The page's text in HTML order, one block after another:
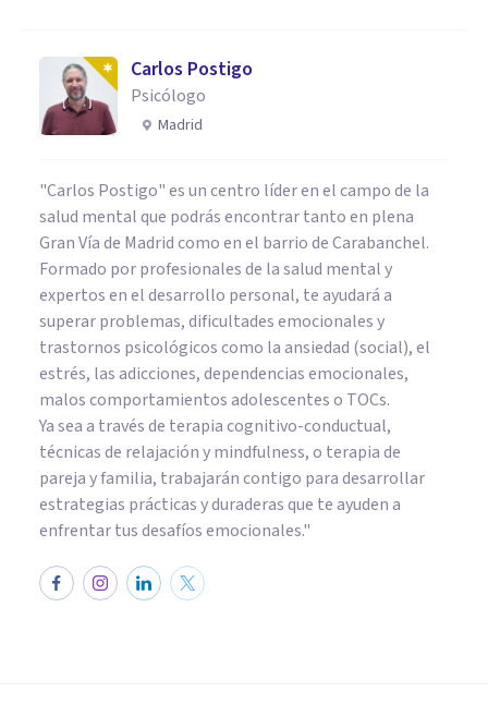
Carlos Postigo
Psicólogo
Madrid
"Carlos Postigo" es un centro líder en el campo de la
salud mental que podrás encontrar tanto en plena
Gran Vía de Madrid como en el barrio de Carabanchel.
Formado por profesionales de la salud mental y
expertos en el desarrollo personal, te ayudará a
superar problemas, dificultades emocionales y
trastornos psicológicos como la ansiedad (social), el
estrés, las adicciones, dependencias emocionales,
malos comportamientos adolescentes o TOCs.
Ya sea a través de terapia cognitivo-conductual,
técnicas de relajación y mindfulness, o terapia de
pareja y familia, trabajarán contigo para desarrollar
estrategias prácticas y duraderas que te ayuden a
enfrentar tus desafíos emocionales."